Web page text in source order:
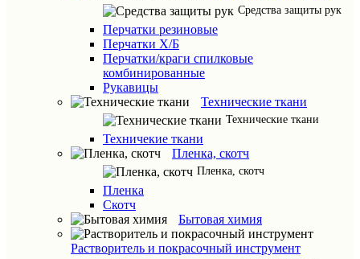
Средства защиты рук
Перчатки резиновые
Перчатки Х/Б
Перчатки/краги спилковые
комбинированные
Рукавицы
Технические ткани
Технические ткани
Техничекие ткани
Пленка, скотч
Пленка, скотч
Пленка
Скотч
Бытовая химия
Растворитель и покрасочный инструмент